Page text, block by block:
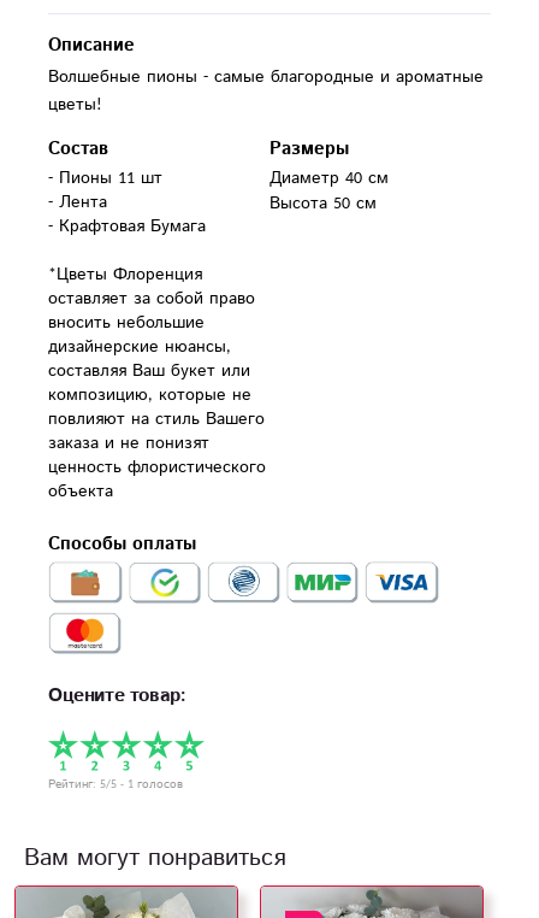
Описание
Волшебные пионы - самые благородные и ароматные
цветы!
Состав
- Пионы 11 шт
- Лента
- Крафтовая Бумага
*Цветы Флоренция
оставляет за собой право
вносить небольшие
дизайнерские нюансы,
составляя Ваш букет или
композицию, которые не
повлияют на стиль Вашего
заказа и не понизят
ценность флористического
объекта
Размеры
Диаметр 40 см
Высота 50 см
Способы оплаты
Оцените товар:
Рейтинг: 5/5 - 1 голосов
Вам могут понравиться